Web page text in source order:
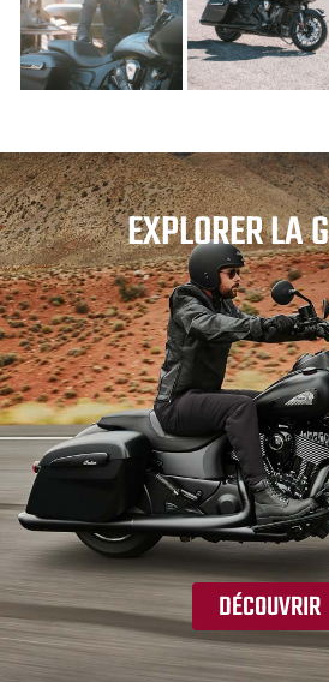
EXPLORER LA
DÉCOUVRIR